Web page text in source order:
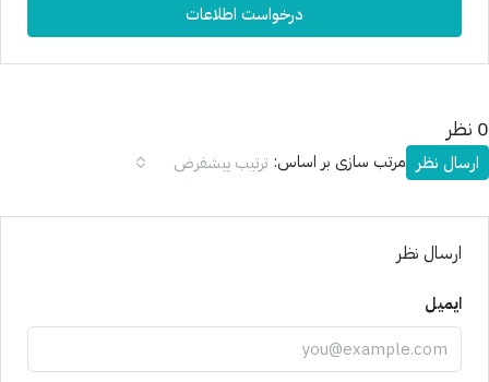
درخواست اطلاعات
0 نظر
مرتب سازی بر اساس: ترتیب پیشفرض ارسال نظر
ارسال نظر
ایمیل